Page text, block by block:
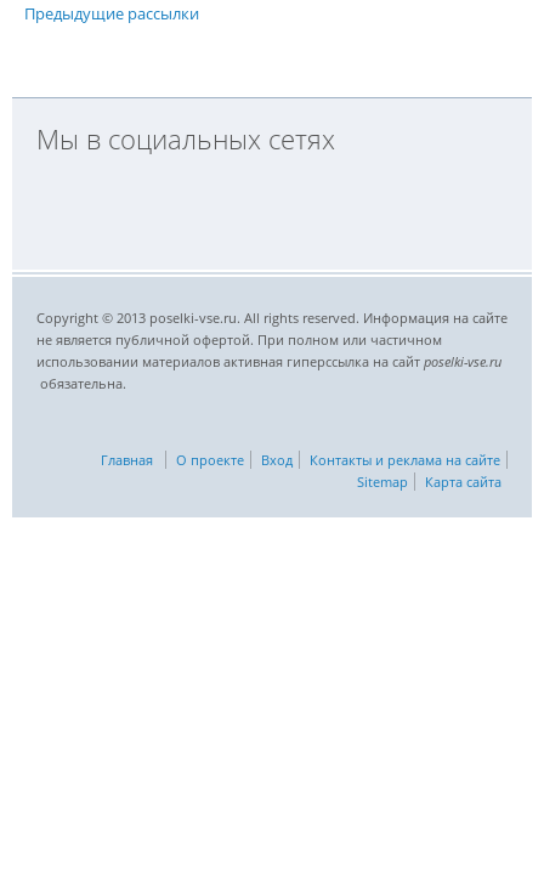
Предыдущие рассылки
Мы в социальных сетях
Copyright © 2013 poselki-vse.ru. All rights reserved. Информация на сайте
не является публичной офертой. При полном или частичном
использовании материалов активная гиперссылка на сайт poselki-vse.ru​
обязательна.
Главная О проекте Вход
Контакты и реклама на сайте
Sitemap
Карта сайта